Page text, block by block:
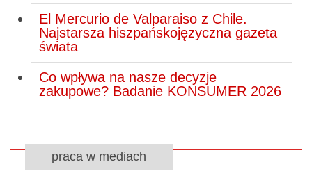
El Mercurio de Valparaiso z Chile.
Najstarsza hiszpańskojęzyczna gazeta
świata
Co wpływa na nasze decyzje
zakupowe? Badanie KONSUMER 2026
praca w mediach